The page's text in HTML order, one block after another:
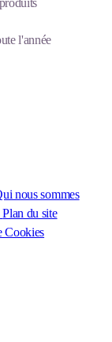
l'année
nous sommes
Plan du site
Cookies